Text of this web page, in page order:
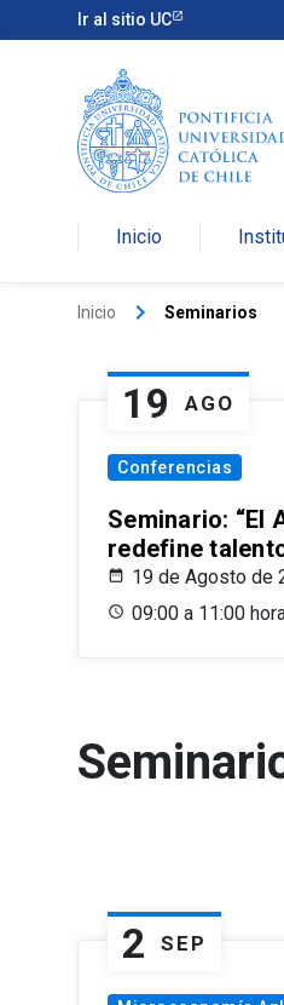
Ir al sitio UC
Inicio
Inicio keyboard_arrow_right Seminarios
19 AGO
Conferencias
Seminario: “El
redefine
19 de Agosto de
09:00 a 11:00
2 SEP